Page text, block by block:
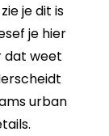
je dit is
je hier
dat weet
urban